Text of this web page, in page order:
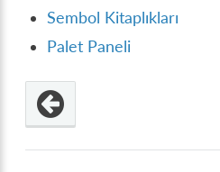
Sembol Kitaplıkları
Palet Paneli